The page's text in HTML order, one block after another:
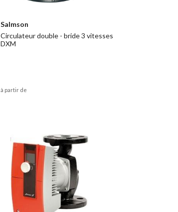
Salmson
Circulateur double - bride 3 vitesses
DXM
à partir de